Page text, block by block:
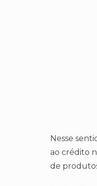
Nesse
ao crédito
de